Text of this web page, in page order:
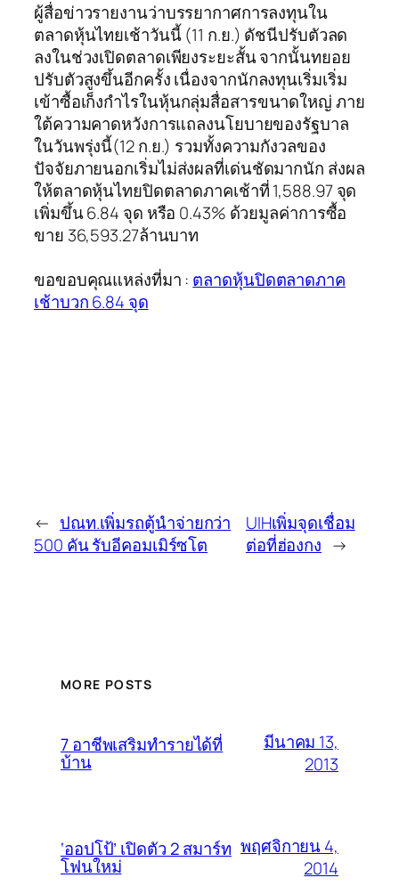
ผู้สื่อข่าวรายงานว่าบรรยากาศการลงทุนใน
ตลาดหุ้นไทยเช้าวันนี้ (11 ก.ย.) ดัชนีปรับตัวลด
ลงในช่วงเปิดตลาดเพียงระยะสั้น จากนั้นทยอย
ปรับตัวสูงขึ้นอีกครั้ง เนื่องจากนักลงทุนเริ่มเริ่ม
เข้าซื้อเก็งกำไรในหุ้นกลุ่มสื่อสารขนาดใหญ่ ภาย
ใต้ความคาดหวังการแถลงนโยบายของรัฐบาล
ในวันพรุ่งนี้(12 ก.ย.) รวมทั้งความกังวลของ
ปัจจัยภายนอกเริ่มไม่ส่งผลที่เด่นชัดมากนัก ส่งผล
ให้ตลาดหุ้นไทยปิดตลาดภาคเช้าที่ 1,588.97 จุด
เพิ่มขึ้น 6.84 จุด หรือ 0.43% ด้วยมูลค่าการซื้อ
ขาย 36,593.27ล้านบาท
ขอขอบคุณแหล่งที่มา : ตลาดหุ้นปิดตลาดภาค
เช้าบวก 6.84 จุด
← ปณท.เพิ่มรถตู้นำจ่ายกว่า
500 คัน รับอีคอมเมิร์ซโต
UIHเพิ่มจุดเชื่อม
ต่อที่ฮ่องกง →
MORE POSTS
7 อาชีพเสริมทำรายได้ที่
บ้าน
มีนาคม 13,
2013
‘ออปโป้’ เปิดตัว 2 สมาร์ท
โฟนใหม่
พฤศจิกายน 4,
2014